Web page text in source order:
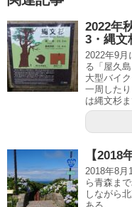
2022年
3・縄文
2022年9月
る「屋久
大型バイ
一周した
は縄文杉
【2018
2018年8月
ら青森ま
しながら